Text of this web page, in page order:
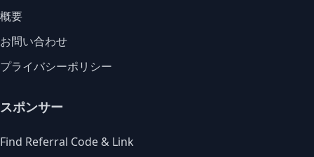
概要
お問い合わせ
プライバシーポリシー
スポンサー
Find Referral Code & Link